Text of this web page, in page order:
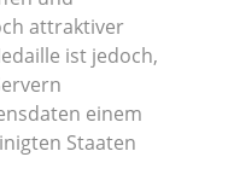
attraktiver
ist jedoch,
einem
Staaten